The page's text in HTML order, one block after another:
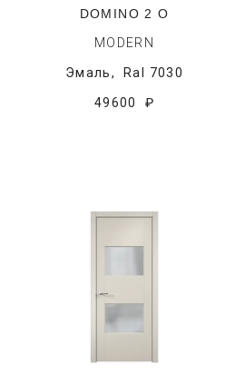
DOMINO 2 O
MODERN
Эмаль, Ral 7030
49600 ₽